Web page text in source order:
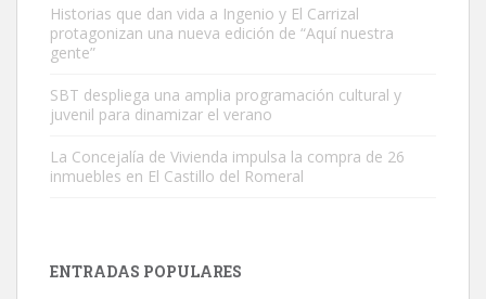
Este gato macho ha aparecido en la calle hace menos de un mes,
es muy manso y extremadamente cari...
Leales.org » Gran Canaria
Historias que dan vida a Ingenio y El Carrizal
protagonizan una nueva edición de “Aquí nuestra
gente”
SBT despliega una amplia programación cultural y
juvenil para dinamizar el verano
La Concejalía de Vivienda impulsa la compra de 26
inmuebles en El Castillo del Romeral
ENTRADAS POPULARES